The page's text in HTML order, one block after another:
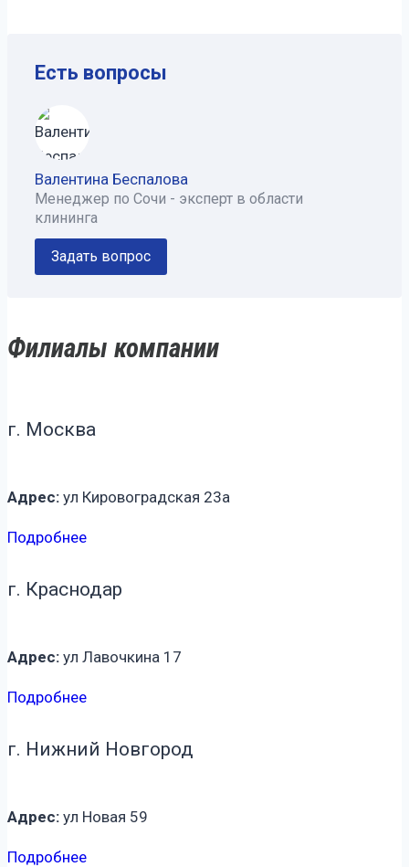
Есть вопросы
Валентина Беспалова
Менеджер по Сочи - эксперт в области
клининга
Задать вопрос
Филиалы компании
г. Москва
Адрес: ул Кировоградская 23а
Подробнее
г. Краснодар
Адрес: ул Лавочкина 17
Подробнее
г. Нижний Новгород
Адрес: ул Новая 59
Подробнее